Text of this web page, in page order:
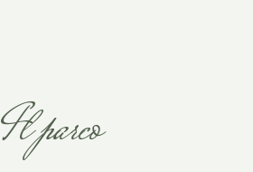
Il parco